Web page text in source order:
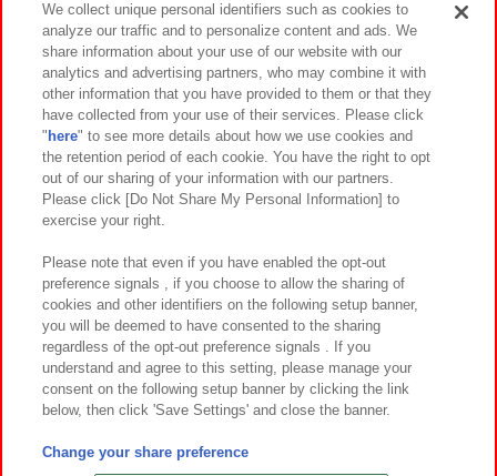
イベント・キャンペーン
関連会社 サステナビリティ サイトポリシー
プライバシーポリシー ウェブアクセシビリティ方針と検証結果
お取引先さまとともに
カスタマーハラスメント対応方針 よくあるご質問・お問い合わせ
©Bandai Namco Amusement Inc.
©Bandai Namco Amusement Lab Inc.
We collect unique personal identifiers such as cookies to
analyze our traffic and to personalize content and ads. We
share information about your use of our website with our
analytics and advertising partners, who may combine it with
other information that you have provided to them or that they
have collected from your use of their services. Please click
" here" to see more details about how we use cookies and
the retention period of each cookie. You have the right to opt
out of our sharing of your information with our partners.
Please click [Do Not Share My Personal Information] to
exercise your right.
Please note that even if you have enabled the opt-out
preference signals , if you choose to allow the sharing of
cookies and other identifiers on the following setup banner,
you will be deemed to have consented to the sharing
regardless of the opt-out preference signals . If you
understand and agree to this setting, please manage your
consent on the following setup banner by clicking the link
below, then click 'Save Settings' and close the banner.
Change your share preference